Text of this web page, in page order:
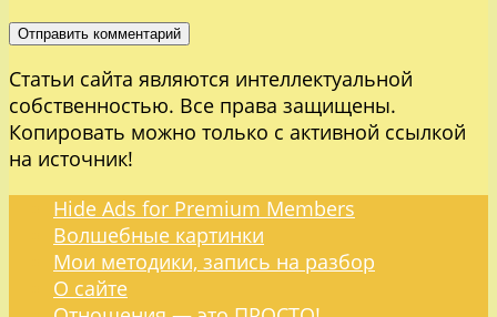
Статьи сайта являются интеллектуальной
собственностью. Все права защищены.
Копировать можно только с активной ссылкой
на источник!
Hide Ads for Premium Members
Волшебные картинки
Мои методики, запись на разбор
О сайте